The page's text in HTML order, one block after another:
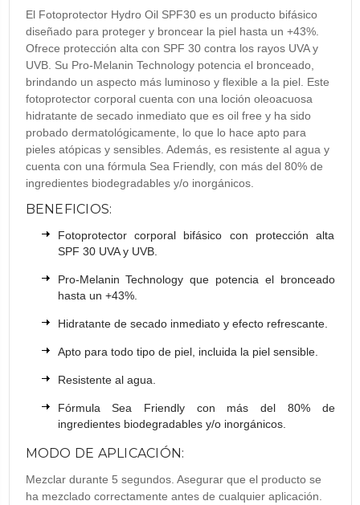
El Fotoprotector Hydro Oil SPF30 es un producto bifásico
diseñado para proteger y broncear la piel hasta un +43%.
Ofrece protección alta con SPF 30 contra los rayos UVA y
UVB. Su Pro-Melanin Technology potencia el bronceado,
brindando un aspecto más luminoso y flexible a la piel. Este
fotoprotector corporal cuenta con una loción oleoacuosa
hidratante de secado inmediato que es oil free y ha sido
probado dermatológicamente, lo que lo hace apto para
pieles atópicas y sensibles. Además, es resistente al agua y
cuenta con una fórmula Sea Friendly, con más del 80% de
ingredientes biodegradables y/o inorgánicos.
BENEFICIOS:
Fotoprotector corporal bifásico con protección alta
SPF 30 UVA y UVB.
Pro-Melanin Technology que potencia el bronceado
hasta un +43%.
Hidratante de secado inmediato y efecto refrescante.
Apto para todo tipo de piel, incluida la piel sensible.
Resistente al agua.
Fórmula Sea Friendly con más del 80% de
ingredientes biodegradables y/o inorgánicos.
MODO DE APLICACIÓN:
Mezclar durante 5 segundos. Asegurar que el producto se
ha mezclado correctamente antes de cualquier aplicación.